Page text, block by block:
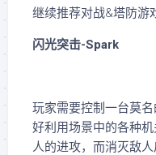
继续推荐对战&塔防游
闪光突击-Spark
玩家需要控制一台莫
好利用场景中的各种
人的进攻，而消灭敌人